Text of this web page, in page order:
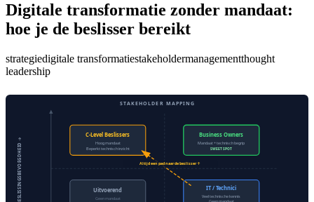
Digitale transformatie zonder mandaat:
hoe je de beslisser bereikt
strategiedigitale transformatiestakeholdermanagementthought
leadership